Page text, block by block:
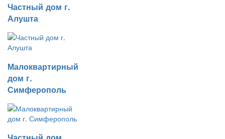
Частный дом г.
Алушта
Малоквартирный
дом г.
Симферополь